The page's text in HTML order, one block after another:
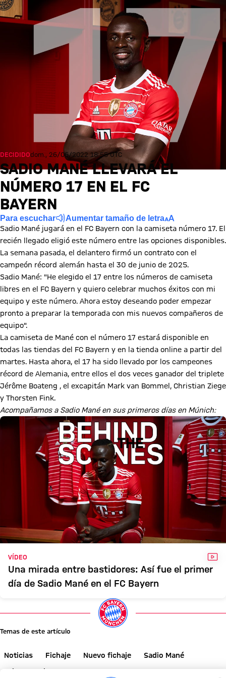
DECIDIDOdom., 26/06/2022 18:55 UTC
SADIO MANÉ LLEVARÁ EL
NÚMERO 17 EN EL FC
BAYERN
Para escuchar Aumentar tamaño de letra
Sadio Mané jugará en el FC Bayern con la camiseta número 17. El
recién llegado eligió este número entre las opciones disponibles.
La semana pasada, el delantero firmó un contrato con el
campeón récord alemán hasta el 30 de junio de 2025.
Sadio Mané: "He elegido el 17 entre los números de camiseta
libres en el FC Bayern y quiero celebrar muchos éxitos con mi
equipo y este número. Ahora estoy deseando poder empezar
pronto a preparar la temporada con mis nuevos compañeros de
equipo".
La camiseta de Mané con el número 17 estará disponible en
todas las tiendas del FC Bayern y en la tienda online a partir del
martes. Hasta ahora, el 17 ha sido llevado por los campeones
récord de Alemania, entre ellos el dos veces ganador del triplete
Jérôme Boateng , el excapitán Mark van Bommel, Christian Ziege
y Thorsten Fink.
Acompañamos a Sadio Mané en sus primeros días en Múnich:
VÍDEO
Una mirada entre bastidores: Así fue el primer
día de Sadio Mané en el FC Bayern
Temas de este artículo
Noticias Fichaje Nuevo fichaje
Sadio Mané
Primer equipo